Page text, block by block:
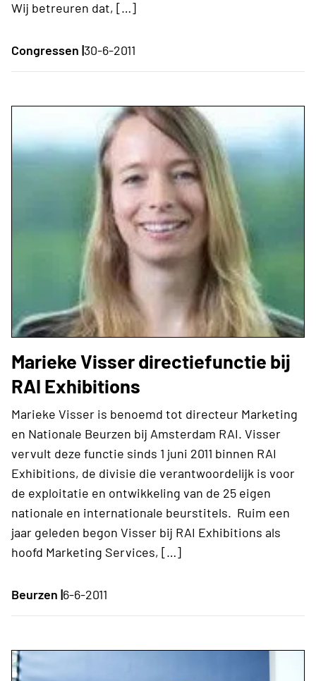
Wij betreuren dat, […]
Congressen |30-6-2011
Marieke Visser directiefunctie bij
RAI Exhibitions
Marieke Visser is benoemd tot directeur Marketing
en Nationale Beurzen bij Amsterdam RAI. Visser
vervult deze functie sinds 1 juni 2011 binnen RAI
Exhibitions, de divisie die verantwoordelijk is voor
de exploitatie en ontwikkeling van de 25 eigen
nationale en internationale beurstitels. Ruim een
jaar geleden begon Visser bij RAI Exhibitions als
hoofd Marketing Services, […]
Beurzen |6-6-2011